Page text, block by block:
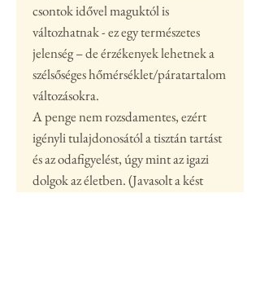
csontok idővel maguktól is
változhatnak - ez egy természetes
jelenség – de érzékenyek lehetnek a
szélsőséges hőmérséklet/páratartalom
változásokra.
A penge nem rozsdamentes, ezért
igényli tulajdonosától a tisztán tartást
és az odafigyelést, úgy mint az igazi
dolgok az életben. (Javasolt a kést